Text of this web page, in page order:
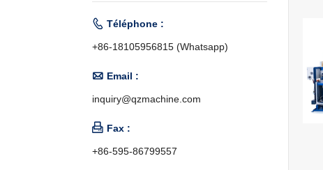
 Téléphone :
+86-18105956815 (Whatsapp)
 Email :
inquiry@qzmachine.com
 Fax :
+86-595-86799557